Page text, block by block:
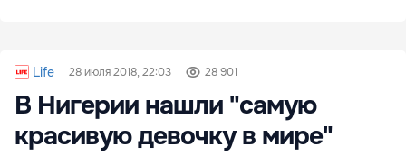
Life 28 июля 2018, 22:03 28 901
В Нигерии нашли "самую
красивую девочку в мире"